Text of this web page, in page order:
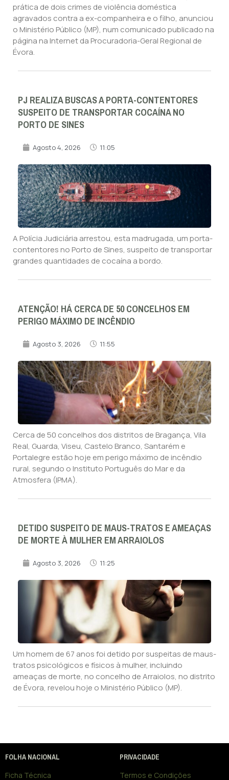
prática de dois crimes de violência doméstica
agravados contra a ex-companheira e o filho, anunciou
o Ministério Público (MP), num comunicado publicado na
página na Internet da Procuradoria-Geral Regional de
Évora.
PJ REALIZA BUSCAS A PORTA-CONTENTORES
SUSPEITO DE TRANSPORTAR COCAÍNA NO
PORTO DE SINES
Agosto 4, 2026 11:05
A Polícia Judiciária arrestou, esta madrugada, um porta-
contentores no Porto de Sines, suspeito de transportar
grandes quantidades de cocaína a bordo.
ATENÇÃO! HÁ CERCA DE 50 CONCELHOS EM
PERIGO MÁXIMO DE INCÊNDIO
Agosto 3, 2026 11:55
Cerca de 50 concelhos dos distritos de Bragança, Vila
Real, Guarda, Viseu, Castelo Branco, Santarém e
Portalegre estão hoje em perigo máximo de incêndio
rural, segundo o Instituto Português do Mar e da
Atmosfera (IPMA).
DETIDO SUSPEITO DE MAUS-TRATOS E AMEAÇAS
DE MORTE À MULHER EM ARRAIOLOS
Agosto 3, 2026 11:25
Um homem de 67 anos foi detido por suspeitas de maus-
tratos psicológicos e físicos à mulher, incluindo
ameaças de morte, no concelho de Arraiolos, no distrito
de Évora, revelou hoje o Ministério Público (MP).
FOLHA NACIONAL
Ficha Técnica
PRIVACIDADE
Termos e Condições